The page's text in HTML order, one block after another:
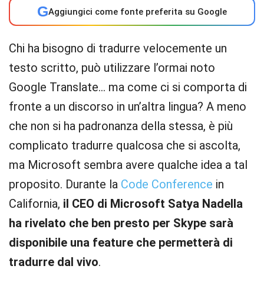
GAggiungici come fonte preferita su Google
Chi ha bisogno di tradurre velocemente un
testo scritto, può utilizzare l’ormai noto
Google Translate… ma come ci si comporta di
fronte a un discorso in un’altra lingua? A meno
che non si ha padronanza della stessa, è più
complicato tradurre qualcosa che si ascolta,
ma Microsoft sembra avere qualche idea a tal
proposito. Durante la Code Conference in
California, il CEO di Microsoft Satya Nadella
ha rivelato che ben presto per Skype sarà
disponibile una feature che permetterà di
tradurre dal vivo.